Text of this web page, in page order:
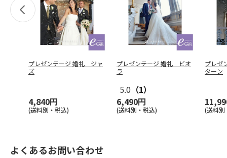
プレゼンテージ 婚礼 ジャ
ズ
4,840円
(送料別・税込)
プレゼンテージ 婚礼 ビオ
ラ
5.0 （1）
6,490円
(送料別・税込)
プレゼ
ターン
(送料別
よくあるお問い合わせ